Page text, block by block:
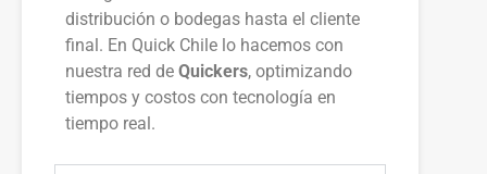
distribución o bodegas hasta el cliente
final. En Quick Chile lo hacemos con
nuestra red de Quickers, optimizando
tiempos y costos con tecnología en
tiempo real.